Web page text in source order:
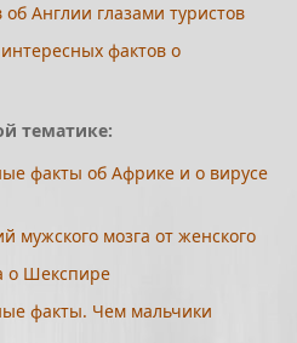
об Англии глазами туристов
фактов о
тематике:
факты об Африке и о вирусе
мужского мозга от женского
о Шекспире
факты. Чем мальчики